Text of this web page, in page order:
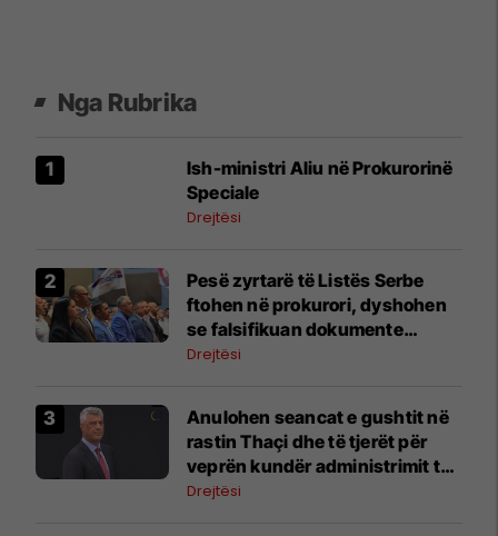
Nga Rubrika
Ish-ministri ​Aliu në Prokurorinë
Speciale
Drejtësi
Pesë zyrtarë të Listës Serbe
ftohen në prokurori, dyshohen
se falsifikuan dokumente
komunale
Drejtësi
Anulohen seancat e gushtit në
rastin Thaçi dhe të tjerët për
veprën kundër administrimit të
drejtësisë
Drejtësi